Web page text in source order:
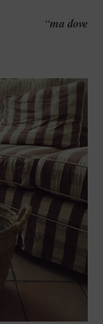
ma dove